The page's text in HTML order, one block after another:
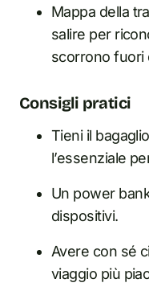
Mappa della
salire per
scorrono fuori
Consigli pratici
Tieni il
l’essenziale
Un power
dispositivi.
Avere con sé
viaggio più